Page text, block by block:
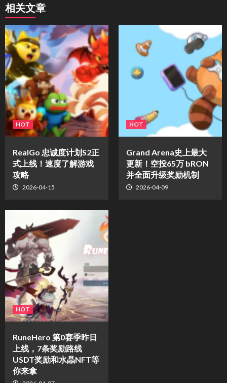
相关文章
HOT
​RealGo 忠诚度计划S2正
式上线！速度了解游戏
攻略
2026-04-15
HOT
Grand Arena史上最大
更新！空投65万 bRON
并全面升级奖励机制
2026-04-09
HOT
RuneHero 第0赛季昨日
上线，7条奖励路线
USDT奖励和水晶NFT等
你来拿